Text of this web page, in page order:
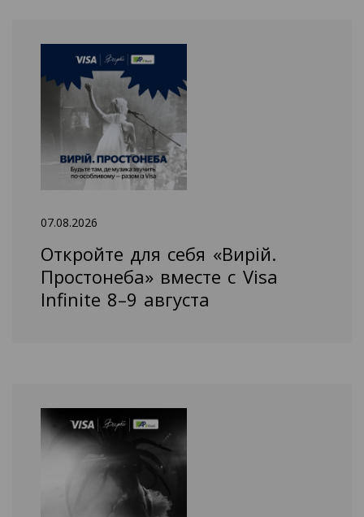
07.08.2026
Откройте для себя «Вирій.
Простонеба» вместе с Visa
Infinite 8–9 августа